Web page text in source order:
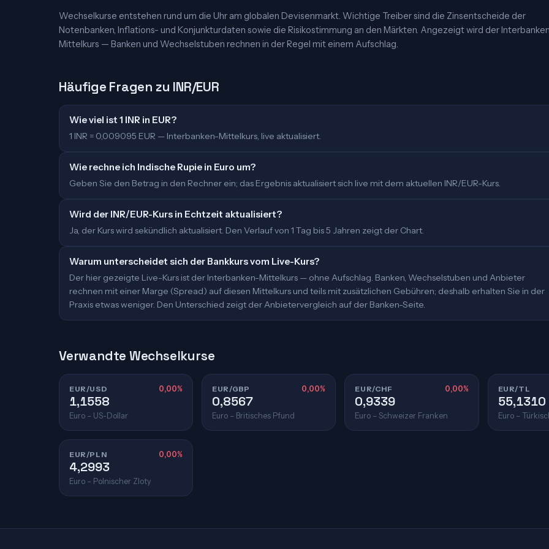
Wechselkurse entstehen rund um die Uhr am globalen Devisenmarkt. Wichtige Treiber sind die Zinsentscheide der
Notenbanken, Inflations- und Konjunkturdaten sowie die Risikostimmung an den Märkten. Angezeigt wird der
Mittelkurs — Banken und Wechselstuben rechnen in der Regel mit einem Aufschlag.
Häufige Fragen zu INR/EUR
Wie viel ist 1 INR in EUR?
1 INR = 0,009095 EUR — Interbanken-Mittelkurs, live aktualisiert.
Wie rechne ich Indische Rupie in Euro um?
Geben Sie den Betrag in den Rechner ein; das Ergebnis aktualisiert sich live mit dem aktuellen INR/EUR-Kurs.
Wird der INR/EUR-Kurs in Echtzeit aktualisiert?
Ja, der Kurs wird sekündlich aktualisiert. Den Verlauf von 1 Tag bis 5 Jahren zeigt der Chart.
Warum unterscheidet sich der Bankkurs vom Live-Kurs?
Der hier gezeigte Live-Kurs ist der Interbanken-Mittelkurs — ohne Aufschlag. Banken, Wechselstuben und Anbieter
rechnen mit einer Marge (Spread) auf diesen Mittelkurs und teils mit zusätzlichen Gebühren; deshalb erhalten Sie in der
Praxis etwas weniger. Den Unterschied zeigt der Anbietervergleich auf der Banken-Seite.
Verwandte Wechselkurse
EUR/USD 0,00%
1,1558
Euro – US-Dollar
EUR/GBP 0,00%
0,8567
Euro – Britisches Pfund
EUR/CHF 0,00%
0,9339
Euro – Schweizer Franken
EUR/TL
55,1310
Euro –
EUR/PLN 0,00%
4,2993
Euro – Polnischer Zloty